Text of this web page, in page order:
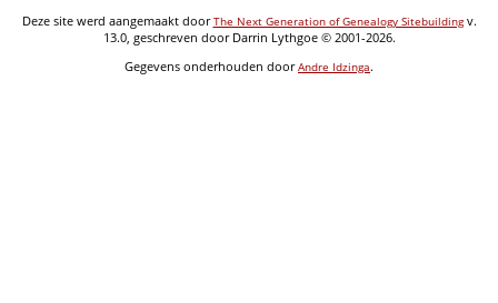
Deze site werd aangemaakt doorThe Next Generation of Genealogy Sitebuildingv.
13.0, geschreven door Darrin Lythgoe © 2001-2026.
Gegevens onderhouden doorAndre Idzinga.